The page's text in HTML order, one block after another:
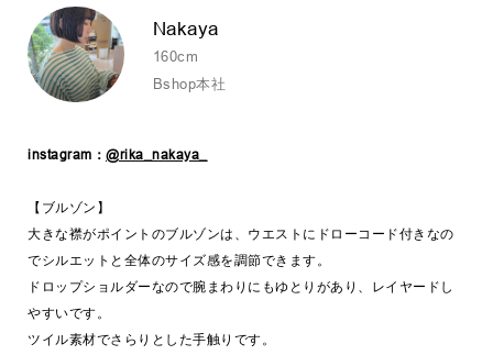
Nakaya
160cm
Bshop本社
instagram： @rika_nakaya_
【ブルゾン】
大きな襟がポイントのブルゾンは、ウエストにドローコード付きなの
でシルエットと全体のサイズ感を調節できます。
ドロップショルダーなので腕まわりにもゆとりがあり、レイヤードし
やすいです。
ツイル素材でさらりとした手触りです。